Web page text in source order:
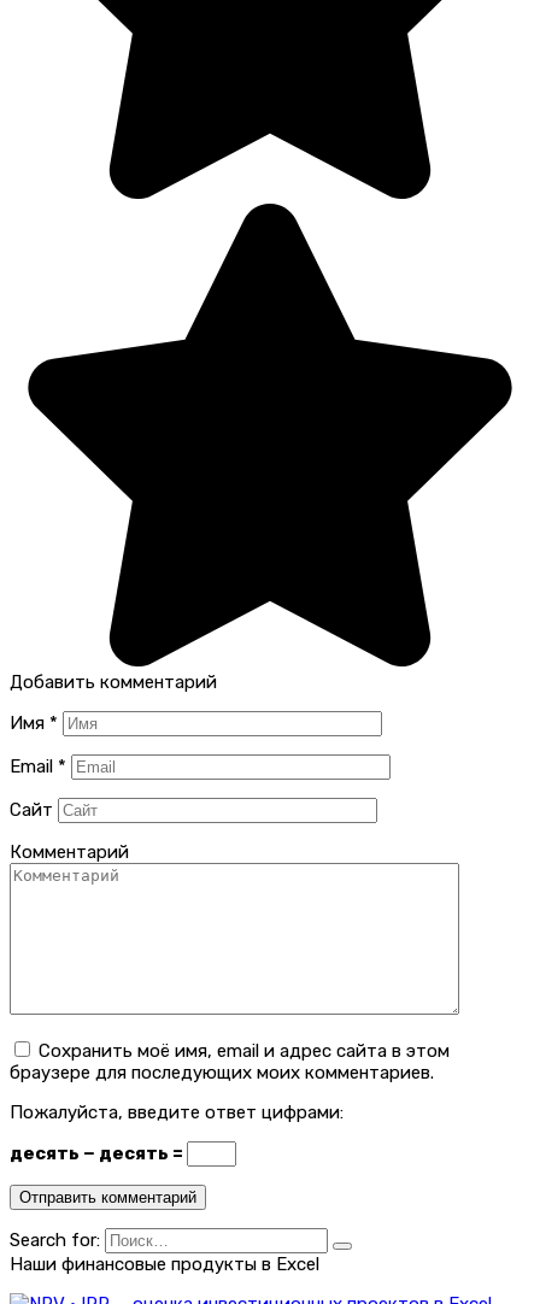
Добавить комментарий
Имя *
Email *
Сайт
Комментарий
Сохранить моё имя, email и адрес сайта в этом
браузере для последующих моих комментариев.
Пожалуйста, введите ответ цифрами:
десять − десять =
Search for:
Наши финансовые продукты в Excel